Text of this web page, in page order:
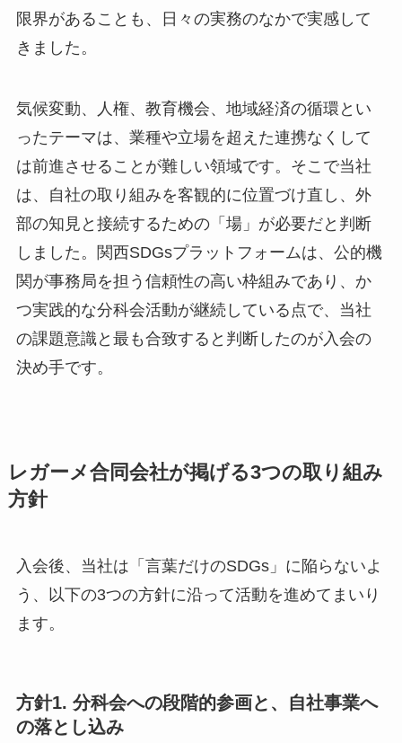
限界があることも、日々の実務のなかで実感して
きました。
気候変動、人権、教育機会、地域経済の循環とい
ったテーマは、業種や立場を超えた連携なくして
は前進させることが難しい領域です。そこで当社
は、自社の取り組みを客観的に位置づけ直し、外
部の知見と接続するための「場」が必要だと判断
しました。関西SDGsプラットフォームは、公的機
関が事務局を担う信頼性の高い枠組みであり、か
つ実践的な分科会活動が継続している点で、当社
の課題意識と最も合致すると判断したのが入会の
決め手です。
レガーメ合同会社が掲げる3つの取り組み
方針
入会後、当社は「言葉だけのSDGs」に陥らないよ
う、以下の3つの方針に沿って活動を進めてまいり
ます。
方針1. 分科会への段階的参画と、自社事業へ
の落とし込み